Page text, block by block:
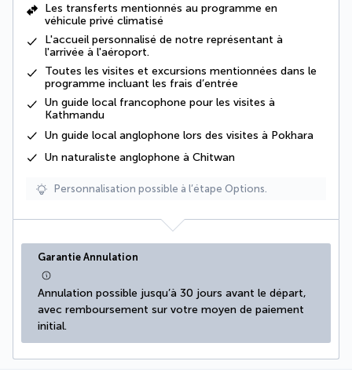
Les transferts mentionnés au programme en
véhicule privé climatisé
L'accueil personnalisé de notre représentant à
l'arrivée à l'aéroport.
Toutes les visites et excursions mentionnées dans le
programme incluant les frais d’entrée
Un guide local francophone pour les visites à
Kathmandu
Un guide local anglophone lors des visites à Pokhara
Un naturaliste anglophone à Chitwan
Personnalisation possible à l’étape Options.
Garantie Annulation
Annulation possible jusqu’à 30 jours avant le départ,
avec remboursement sur votre moyen de paiement
initial.